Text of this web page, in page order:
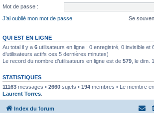
Mot de passe :
J’ai oublié mon mot de passe
Se
QUI EST EN LIGNE
Au total il y a 6 utilisateurs en ligne : 0 enregistré, 0 invisible et
d’utilisateurs actifs ces 5 dernières minutes)
Le record du nombre d’utilisateurs en ligne est de 579 , le dim.
STATISTIQUES
11163 messages • 2660 sujets • 194 membres • Le membre
Laurent Torres
Index du forum